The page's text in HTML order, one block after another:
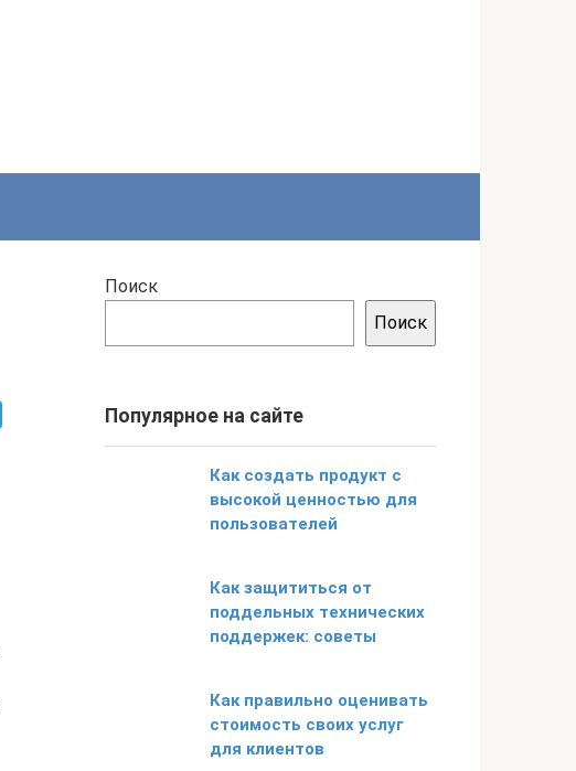
Поиск
Поиск
Популярное на сайте
Как создать продукт с
высокой ценностью для
пользователей
Как защититься от
поддельных технических
поддержек: советы
Как правильно оценивать
стоимость своих услуг
для клиентов